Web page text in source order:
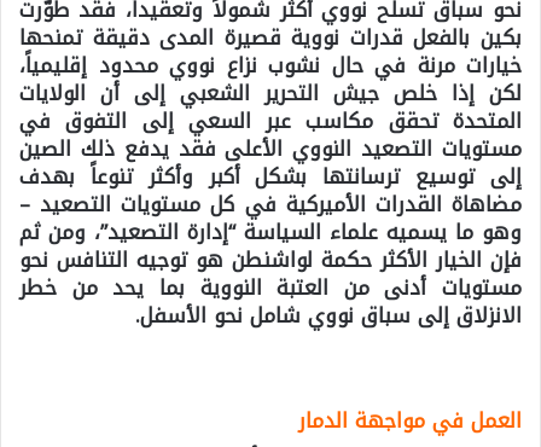
نحو سباق تسلح نووي أكثر شمولاً وتعقيداً، فقد طوّرت
بكين بالفعل قدرات نووية قصيرة المدى دقيقة تمنحها
خيارات مرنة في حال نشوب نزاع نووي محدود إقليمياً،
لكن إذا خلص جيش التحرير الشعبي إلى أن الولايات
المتحدة تحقق مكاسب عبر السعي إلى التفوق في
مستويات التصعيد النووي الأعلى فقد يدفع ذلك الصين
إلى توسيع ترسانتها بشكل أكبر وأكثر تنوعاً بهدف
مضاهاة القدرات الأميركية في كل مستويات التصعيد –
وهو ما يسميه علماء السياسة “إدارة التصعيد”، ومن ثم
فإن الخيار الأكثر حكمة لواشنطن هو توجيه التنافس نحو
مستويات أدنى من العتبة النووية بما يحد من خطر
الانزلاق إلى سباق نووي شامل نحو الأسفل.
العمل في مواجهة الدمار